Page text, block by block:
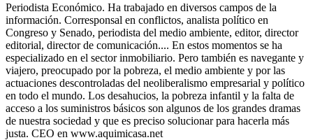
Periodista Económico. Ha trabajado en diversos campos de la
información. Corresponsal en conflictos, analista político en
Congreso y Senado, periodista del medio ambiente, editor, director
editorial, director de comunicación.... En estos momentos se ha
especializado en el sector inmobiliario. Pero también es navegante y
viajero, preocupado por la pobreza, el medio ambiente y por las
actuaciones descontroladas del neoliberalismo empresarial y político
en todo el mundo. Los desahucios, la pobreza infantil y la falta de
acceso a los suministros básicos son algunos de los grandes dramas
de nuestra sociedad y que es preciso solucionar para hacerla más
justa. CEO en www.aquimicasa.net